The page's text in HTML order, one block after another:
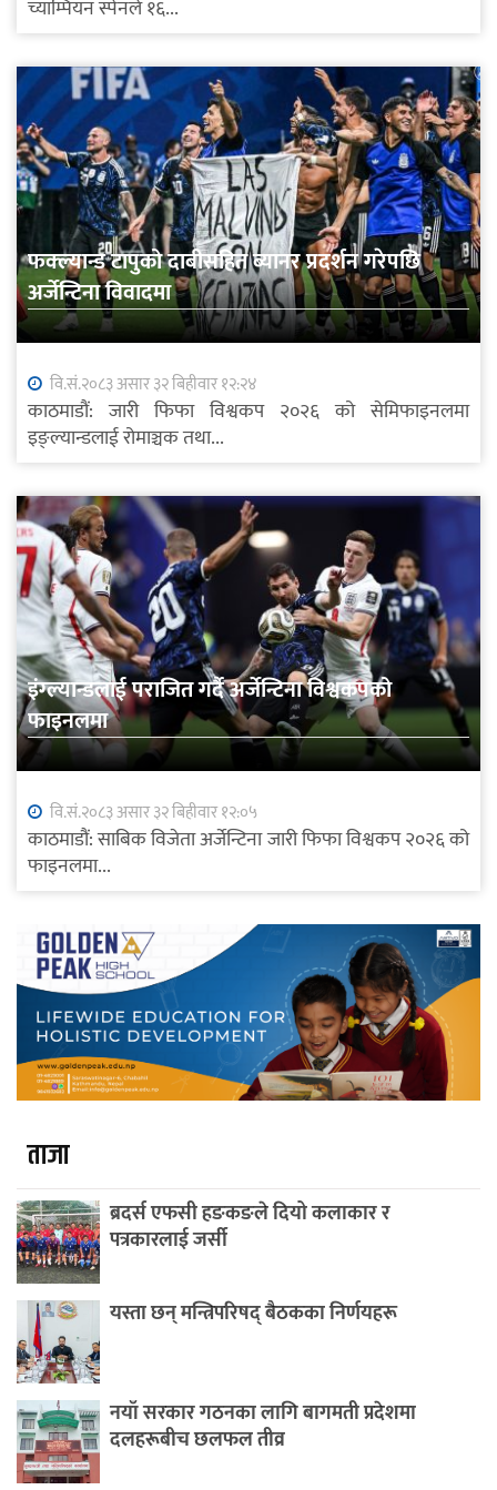
च्याम्पियन स्पेनले १६...
फक्ल्यान्ड टापुको दाबीसहित ब्यानर प्रदर्शन गरेपछि
अर्जेन्टिना विवादमा
वि.सं.२०८३ असार ३२ बिहीवार १२:२४
काठमाडौं: जारी फिफा विश्वकप २०२६ को सेमिफाइनलमा
इङ्ल्यान्डलाई रोमाञ्चक तथा...
इंग्ल्यान्डलाई पराजित गर्दै अर्जेन्टिना विश्वकपको
फाइनलमा
वि.सं.२०८३ असार ३२ बिहीवार १२:०५
काठमाडौं: साबिक विजेता अर्जेन्टिना जारी फिफा विश्वकप २०२६ को
फाइनलमा...
ताजा
ब्रदर्स एफसी हङकङले दियो कलाकार र
पत्रकारलाई जर्सी
यस्ता छन् मन्त्रिपरिषद् बैठकका निर्णयहरू
नयाँ सरकार गठनका लागि बागमती प्रदेशमा
दलहरूबीच छलफल तीव्र